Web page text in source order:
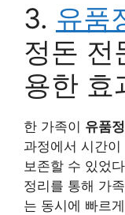
3. 유품
정돈 전
용한 효
한 가족이 유품
과정에서 시간
보존할 수 있었
정리를 통해 가
는 동시에 빠르